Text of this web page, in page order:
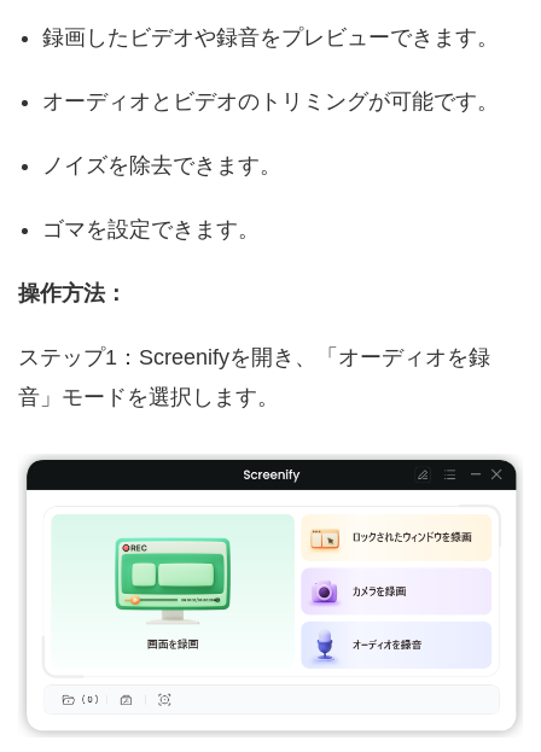
録画したビデオや録音をプレビューできます。
オーディオとビデオのトリミングが可能です。
ノイズを除去できます。
ゴマを設定できます。
操作方法：
ステップ1：Screenifyを開き、「オーディオを録
音」モードを選択します。